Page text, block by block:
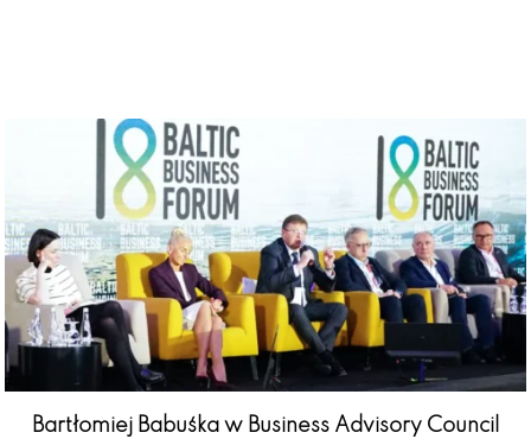
Bartłomiej Babuśka w Business Advisory Council